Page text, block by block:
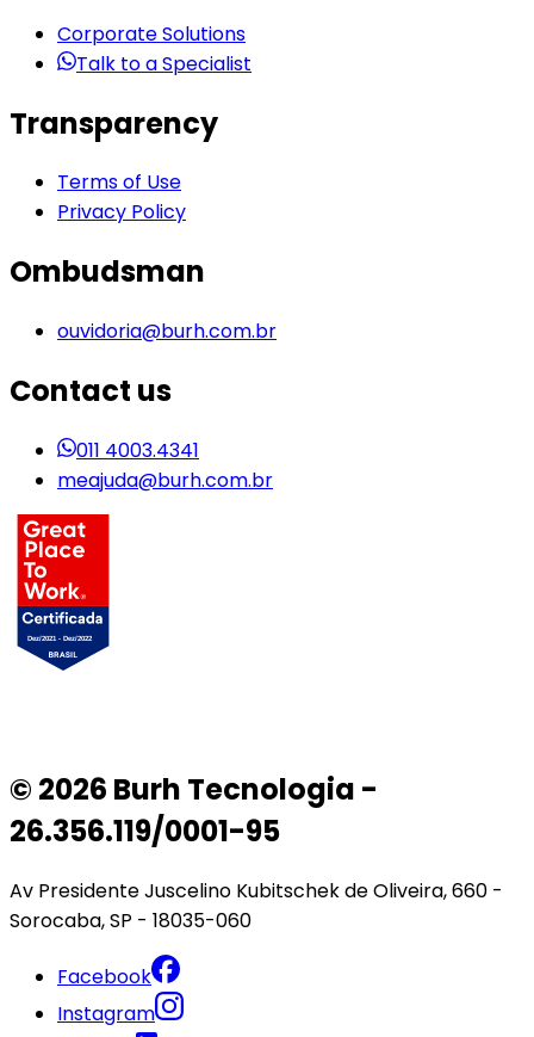
Corporate Solutions
Talk to a Specialist
Transparency
Terms of Use
Privacy Policy
Ombudsman
ouvidoria@burh.com.br
Contact us
011 4003.4341
meajuda@burh.com.br
© 2026 Burh Tecnologia -
26.356.119/0001-95
Av Presidente Juscelino Kubitschek de Oliveira, 660 -
Sorocaba, SP - 18035-060
Facebook
Instagram